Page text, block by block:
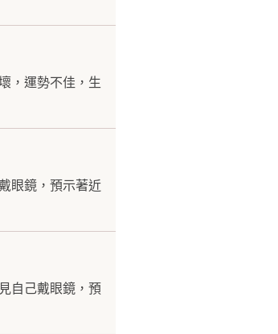
，運勢不佳，生
眼鏡，預示著近
自己戴眼鏡，預